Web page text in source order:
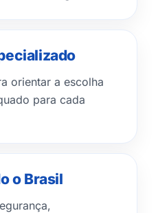
orientar a escolha
para cada
o Brasil